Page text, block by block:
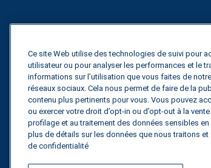
Ce site Web utilise des technologies de suivi pour
utilisateur ou pour analyser les performances et le
informations sur l’utilisation que vous faites de
réseaux sociaux. Cela nous permet de faire de la
contenu plus pertinents pour vous. Vous pouvez
ou exercer votre droit d’opt-in ou d’opt-out à la
profilage et au traitement des données sensibles
plus de détails sur les données que nous traitons
de confidentialité